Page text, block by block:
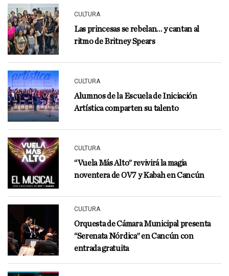
CULTURA
Las princesas se rebelan… y cantan al
ritmo de Britney Spears
CULTURA
Alumnos de la Escuela de Iniciación
Artística comparten su talento
CULTURA
“Vuela Más Alto” revivirá la magia
noventera de OV7 y Kabah en Cancún
CULTURA
Orquesta de Cámara Municipal presenta
“Serenata Nórdica” en Cancún con
entrada gratuita